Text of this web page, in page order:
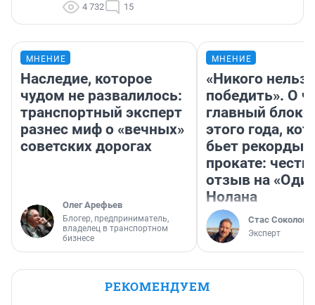
4 732 15
МНЕНИЕ
Наследие, которое
чудом не развалилось:
транспортный эксперт
разнес миф о «вечных»
советских дорогах
Олег Арефьев
Блогер, предприниматель,
владелец в транспортном
бизнесе
МНЕНИЕ
«Никого нельзя
победить». О
главный
этого года,
бьет рекорды в
прокате:
отзыв на
Нолана
Стас Соколов
Эксперт
РЕКОМЕНДУЕМ